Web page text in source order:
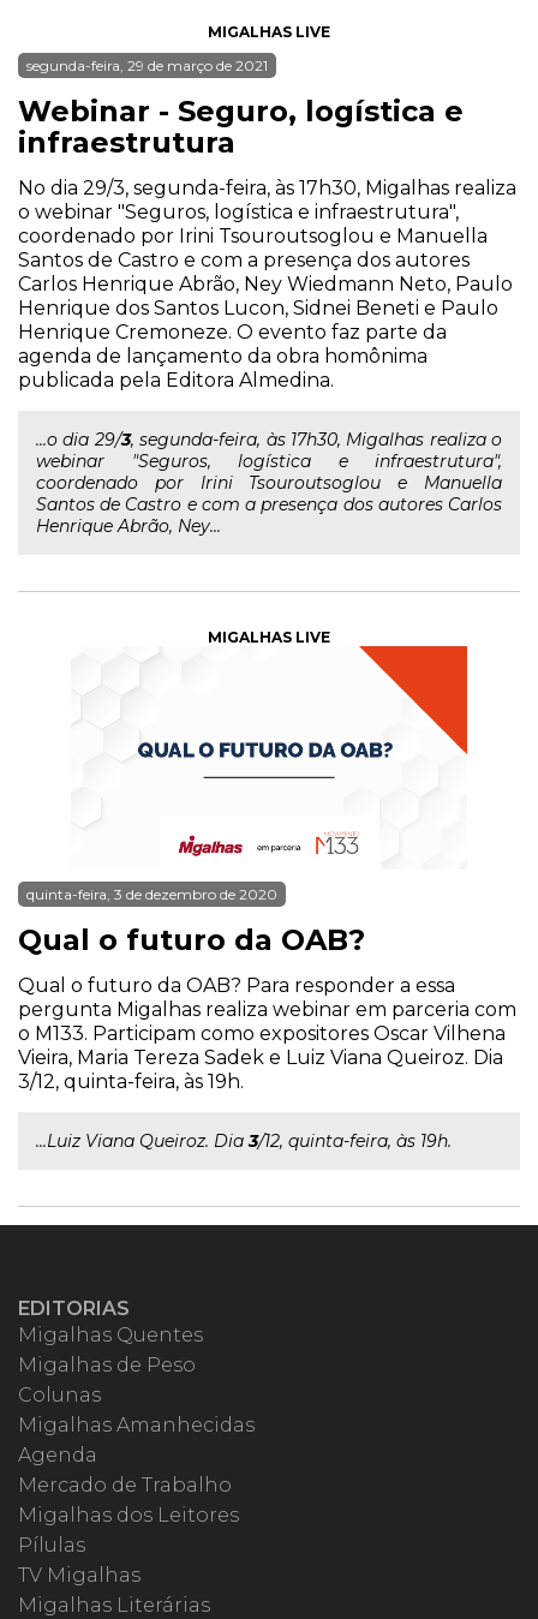
MIGALHAS LIVE
segunda-feira, 29 de março de 2021
Webinar - Seguro, logística e
infraestrutura
No dia 29/3, segunda-feira, às 17h30, Migalhas realiza
o webinar "Seguros, logística e infraestrutura",
coordenado por Irini Tsouroutsoglou e Manuella
Santos de Castro e com a presença dos autores
Carlos Henrique Abrão, Ney Wiedmann Neto, Paulo
Henrique dos Santos Lucon, Sidnei Beneti e Paulo
Henrique Cremoneze. O evento faz parte da
agenda de lançamento da obra homônima
publicada pela Editora Almedina.
...o dia 29/3, segunda-feira, às 17h30, Migalhas realiza o
webinar "Seguros, logística e infraestrutura",
coordenado por Irini Tsouroutsoglou e Manuella
Santos de Castro e com a presença dos autores Carlos
Henrique Abrão, Ney...
MIGALHAS LIVE
quinta-feira, 3 de dezembro de 2020
Qual o futuro da OAB?
Qual o futuro da OAB? Para responder a essa
pergunta Migalhas realiza webinar em parceria com
o M133. Participam como expositores Oscar Vilhena
Vieira, Maria Tereza Sadek e Luiz Viana Queiroz. Dia
3/12, quinta-feira, às 19h.
...Luiz Viana Queiroz. Dia3/12, quinta-feira, às 19h.
EDITORIAS
Migalhas Quentes
Migalhas de Peso
Colunas
Migalhas Amanhecidas
Agenda
Mercado de Trabalho
Migalhas dos Leitores
Pílulas
TV Migalhas
Migalhas Literárias